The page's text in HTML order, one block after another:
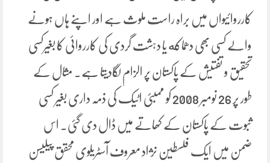
کارروائیواں میں براہ راست ملوث ہے اور اپنے ہاں ہونے
والے کسی بھی دھماکه یا دہشت گردی کی کارروائی کا بغیرکسی
تحقیق و تفتیش کے پاکستان پر الزام لگادیتا ہے۔ مثال کے
طور پر 26 نومبر 2008 کو ممبئی اٹیک کی ذمہ داری بغیر کسی
ثبوت کے پاکستان کے کھاتے میں ڈال دی گئی۔ اس
ضمن میں ایک فلسطین نژاد معروف آسٹریلوی محقق پیلیسن